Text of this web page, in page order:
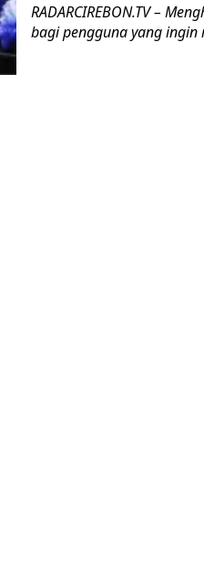
RADARCIREBON.TV –
bagi pengguna yang